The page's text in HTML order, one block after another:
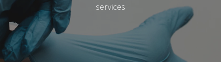
services